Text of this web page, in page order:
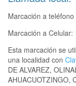
Marcación a
Marcación a
Esta marcación se
una localidad con
DE ALVAREZ,
AHUACUOTZINGO,